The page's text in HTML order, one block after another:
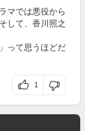
マでは悪役から
して、香川照之
って思うほどだ
1